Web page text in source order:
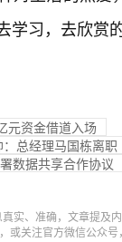
学习，去欣赏
元资金借道入场
总经理马国栋离职
数据共享合作协议
实、准确，文章提及
或关注官方微信公众